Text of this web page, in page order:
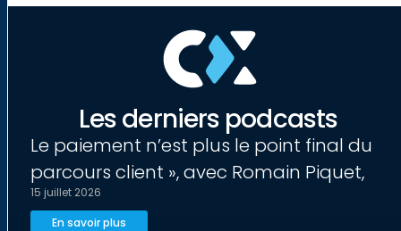
Les derniers podcasts
Le paiement n’est plus le point final du
parcours client », avec Romain Piquet,
15 juillet 2026
En savoir plus